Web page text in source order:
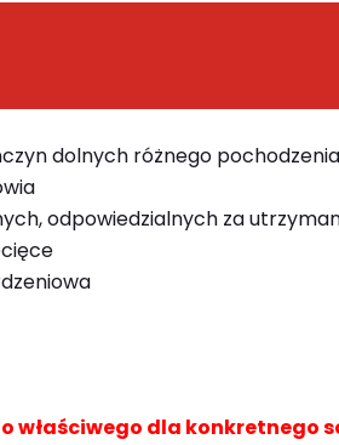
dolnych różnego pochodzenia
odpowiedzialnych za
właściwego dla